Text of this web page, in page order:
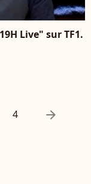
Live" sur TF1.
4 arrow_right